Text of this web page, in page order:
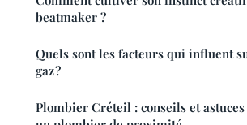
beatmaker ?
Quels sont les facteurs qui influent
gaz ?
Plombier Créteil : conseils et